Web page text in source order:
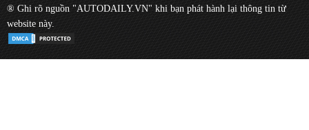
® Ghi rõ nguồn "AUTODAILY.VN" khi bạn phát hành lại thông tin từ
website này.